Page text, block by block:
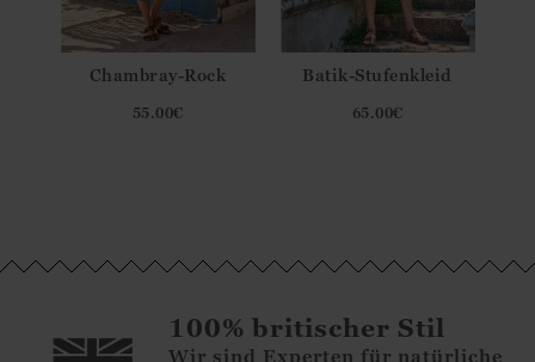
Chambray-Rock
55.00€
Batik-Stufenkleid
65.00€
100% britischer Stil
Wir sind Experten für natürliche